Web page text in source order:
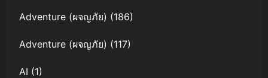
Adventure (ผจญภัย) (186)
Adventure (ผจญภัย) (117)
AI (1)